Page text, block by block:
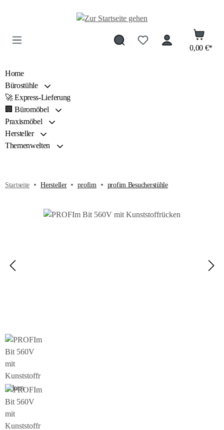
Zum Hauptinhalt springen
0,00 €*
Home
Bürostühle
🚀 Express-Lieferung
🏢 Büromöbel
Praxismöbel
Hersteller
Themenwelten
Startseite Hersteller profim profim Besucherstühle